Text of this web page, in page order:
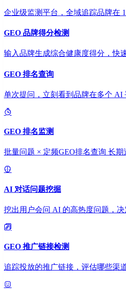
企业级监测平台，全域追踪品牌在
GEO 品牌得分检测
输入品牌生成综合健康度得分，快
GEO 排名查询
单次提问，立刻看到品牌在多个 AI
GEO 排名监测
批量问题 × 定频GEO排名查询 长
AI 对话问题挖掘
挖出用户会问 AI 的高热度问题，
GEO 推广链接检测
追踪投放的推广链接，评估哪些渠